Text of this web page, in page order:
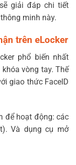
giải đáp chi tiết
minh này.
trên eLocker
phổ biến nhất
vòng tay. Thế
giao thức FaceID
để hoạt động: các
Và dụng cụ mở